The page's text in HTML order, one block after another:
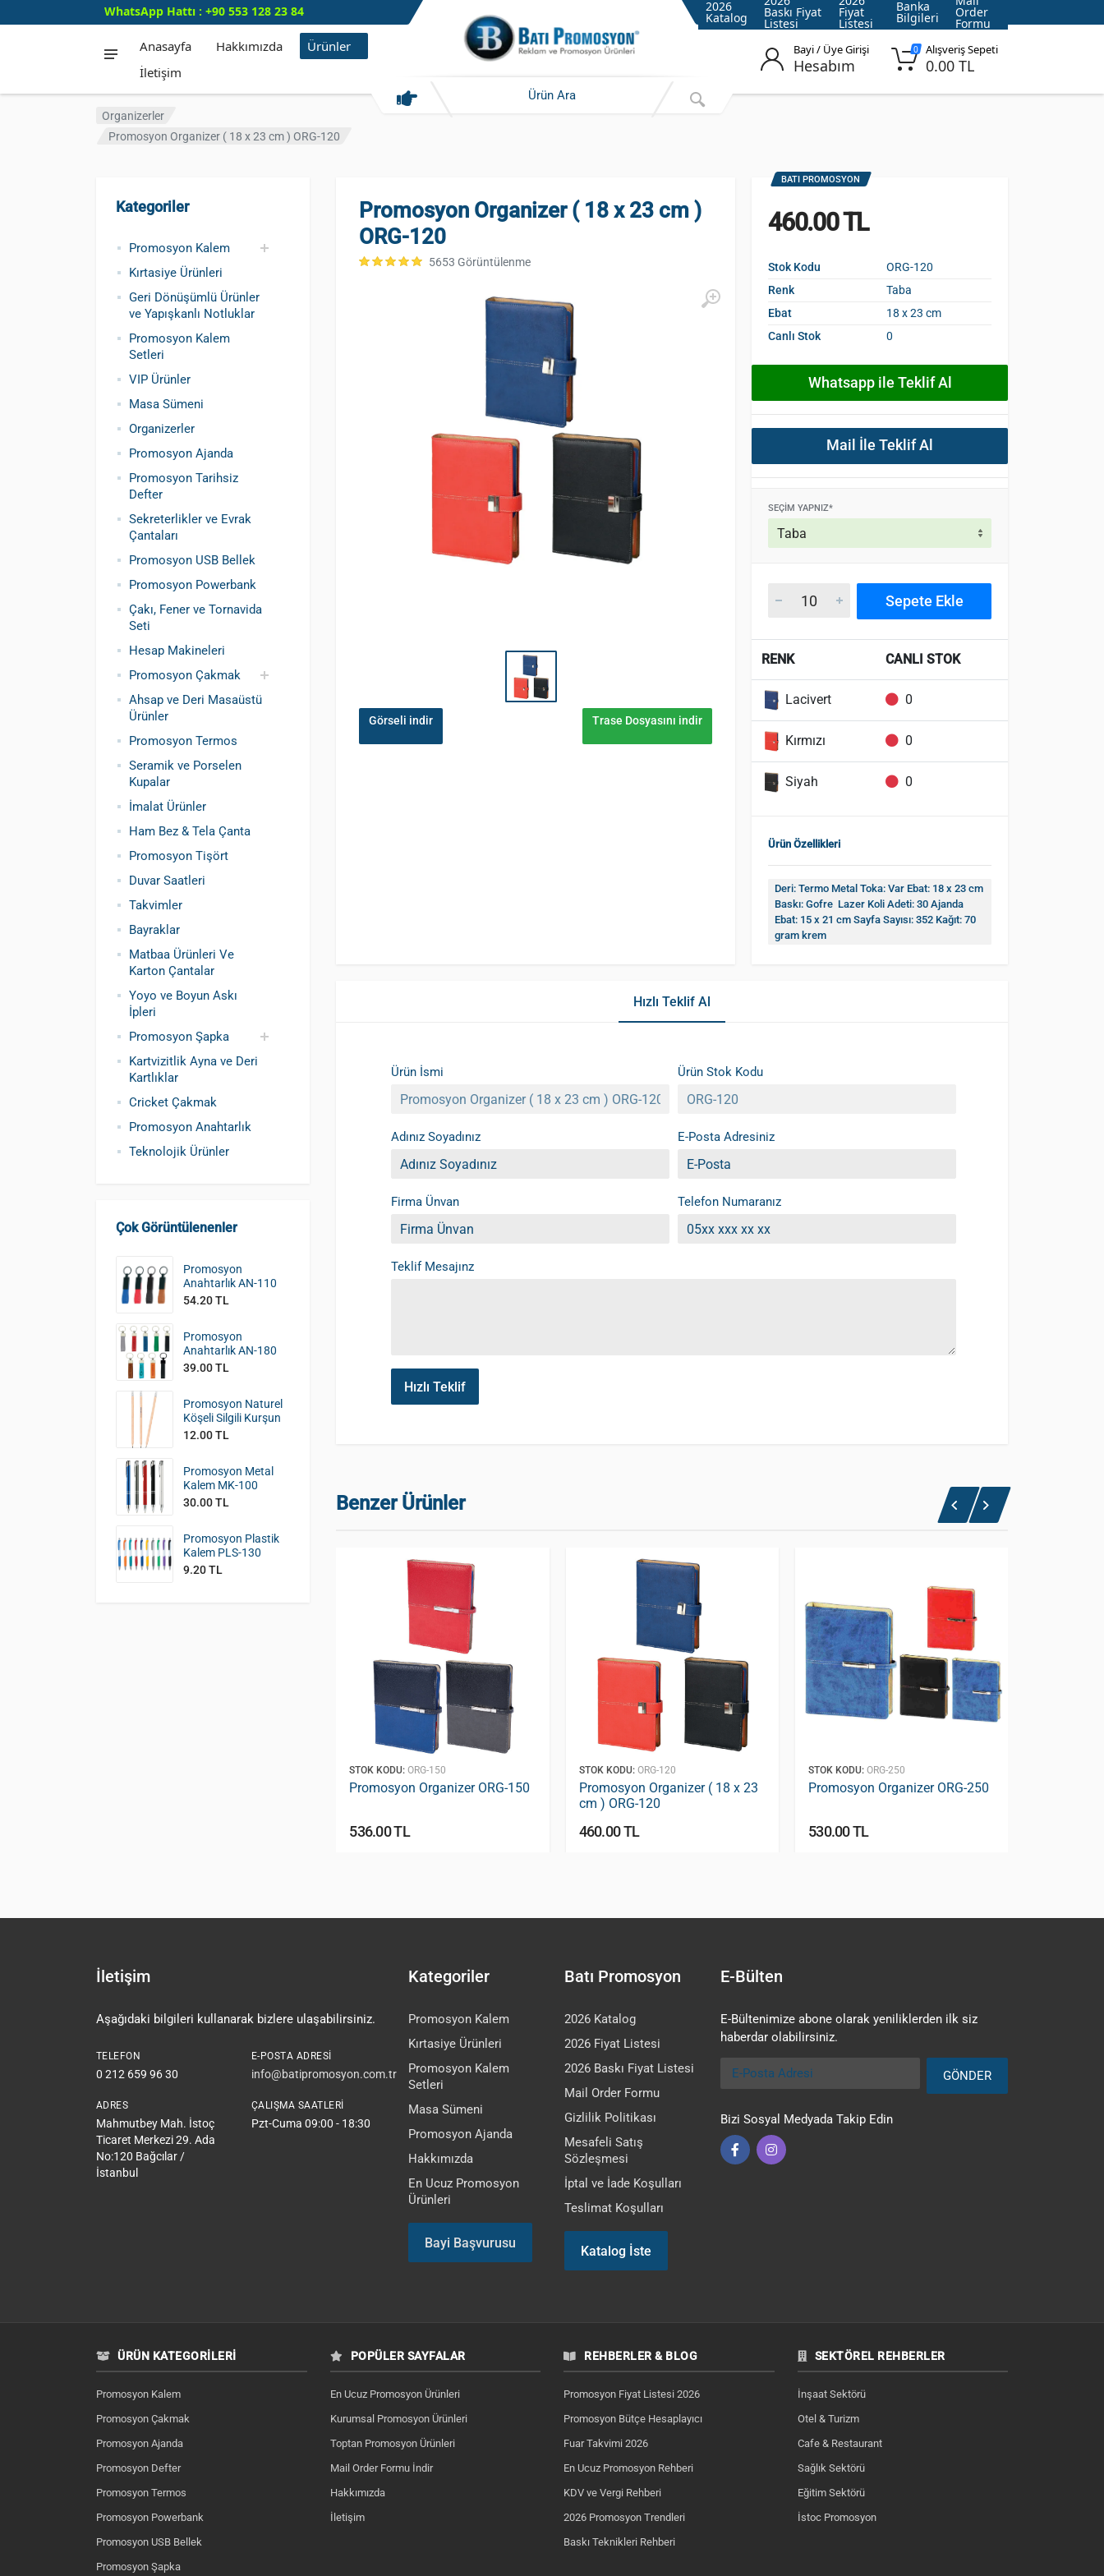
WhatsApp Hattı : +90 553 128 23 84 2026
Katalog Baskı Fiyat
Listesi
Fiyat
Listesi
Banka
Bilgileri Order
Formu
Anasayfa Hakkımızda
Ürünler
İletişim
Bayi / Üye Girişi
Hesabım
0 Alışveriş Sepeti
0.00 TL
Organizerler
Promosyon Organizer ( 18 x 23 cm ) ORG-120
Kategoriler
Promosyon Kalem
Promosyon Metal
Kalem
Promosyon Roller
Kalem
Promosyon
Dokunmatik Kalem
Promosyon Plastik
Kalem
Geri Dönüşümlü ve
Tohumlu Kalemler
Promosyon
Fosforlu Kalem
Kursun Kalemler
Kırtasiye Ürünleri
Geri Dönüşümlü Ürünler
ve Yapışkanlı Notluklar
Promosyon Kalem
Setleri
VIP Ürünler
Masa Sümeni
Organizerler
Promosyon Ajanda
Promosyon Tarihsiz
Defter
Sekreterlikler ve Evrak
Çantaları
Promosyon USB Bellek
Promosyon Powerbank
Çakı, Fener ve Tornavida
Seti
Hesap Makineleri
Promosyon Çakmak
Siboplu Çakmak
Manyetolu Çakmak
Ahsap ve Deri Masaüstü
Ürünler
Promosyon Termos
Seramik ve Porselen
Kupalar
İmalat Ürünler
Ham Bez & Tela Çanta
Promosyon Tişört
Duvar Saatleri
Takvimler
Bayraklar
Matbaa Ürünleri Ve
Karton Çantalar
Yoyo ve Boyun Askı
İpleri
Promosyon Şapka
Pamuklu Şapka
Polyester Şapka
Baskılı Şapka
Toptan
Kartvizitlik Ayna ve Deri
Kartlıklar
Cricket Çakmak
Promosyon Anahtarlık
Teknolojik Ürünler
Çok Görüntülenenler
Promosyon
Anahtarlık AN-110
54.20 TL
Promosyon
Anahtarlık AN-180
39.00 TL
Promosyon Naturel
Köşeli Silgili Kurşun
Kalem KK-390
12.00 TL
Promosyon Metal
Kalem MK-100
30.00 TL
Promosyon Plastik
Kalem PLS-130
9.20 TL
Görseli indir Trase Dosyasını indir
Promosyon Organizer ( 18 x 23 cm )
ORG-120
5653 Görüntülenme
BATI PROMOSYON
460.00 TL
Stok Kodu
ORG-120
Renk
Taba
Ebat
18 x 23 cm
Canlı Stok
0
Whatsapp ile Teklif Al
Mail İle Teklif Al
SEÇIM YAPNIZ*
Sepete Ekle
RENK CANLI STOK
Lacivert 0
Kırmızı 0
Siyah 0
Ürün Özellikleri
Deri: Termo Metal Toka: Var Ebat: 18 x 23 cm
Baskı: Gofre Lazer Koli Adeti: 30 Ajanda
Ebat: 15 x 21 cm Sayfa Sayısı: 352 Kağıt: 70
gram krem
Hızlı Teklif Al
Ürün İsmi Ürün Stok Kodu
Adınız Soyadınız E-Posta Adresiniz
Firma Ünvan Telefon Numaranız
Teklif Mesajınz
Hızlı Teklif
Benzer Ürünler
STOK KODU: ORG-150
Promosyon Organizer ORG-150
536.00 TL
STOK KODU:ORG-120
Promosyon Organizer ( 18 x 23
cm ) ORG-120
460.00 TL
STOK KODU:ORG-250
Promosyon Organizer ORG-250
530.00 TL
İletişim
Aşağıdaki bilgileri kullanarak bizlere ulaşabilirsiniz.
TELEFON
0 212 659 96 30
E-POSTA ADRESI
info@batipromosyon.com.tr
ADRES
Mahmutbey Mah. İstoç
Ticaret Merkezi 29. Ada
No:120 Bağcılar /
İstanbul
ÇALIŞMA SAATLERI
Pzt-Cuma 09:00 - 18:30
Kategoriler
Promosyon Kalem
Kırtasiye Ürünleri
Promosyon Kalem
Setleri
Masa Sümeni
Promosyon Ajanda
Hakkımızda
En Ucuz Promosyon
Ürünleri
Bayi Başvurusu
Batı Promosyon
2026 Katalog
2026 Fiyat Listesi
2026 Baskı Fiyat Listesi
Mail Order Formu
Gizlilik Politikası
Mesafeli Satış
Sözleşmesi
İptal ve İade Koşulları
Teslimat Koşulları
Katalog İste
E-Bülten
E-Bültenimize abone olarak yeniliklerden ilk siz
haberdar olabilirsiniz.
E-Posta Adresi
GÖNDER
Bizi Sosyal Medyada Takip Edin
ÜRÜN KATEGORILERI
Promosyon Kalem
Promosyon Çakmak
Promosyon Ajanda
Promosyon Defter
Promosyon Termos
Promosyon Powerbank
Promosyon USB Bellek
Promosyon Şapka
POPÜLER SAYFALAR
En Ucuz Promosyon Ürünleri
Kurumsal Promosyon Ürünleri
Toptan Promosyon Ürünleri
Mail Order Formu İndir
Hakkımızda
İletişim
REHBERLER & BLOG
Promosyon Fiyat Listesi 2026
Promosyon Bütçe Hesaplayıcı
Fuar Takvimi 2026
En Ucuz Promosyon Rehberi
KDV ve Vergi Rehberi
2026 Promosyon Trendleri
Baskı Teknikleri Rehberi
SEKTÖREL REHBERLER
İnşaat Sektörü
Otel & Turizm
Cafe & Restaurant
Sağlık Sektörü
Eğitim Sektörü
İstoc Promosyon